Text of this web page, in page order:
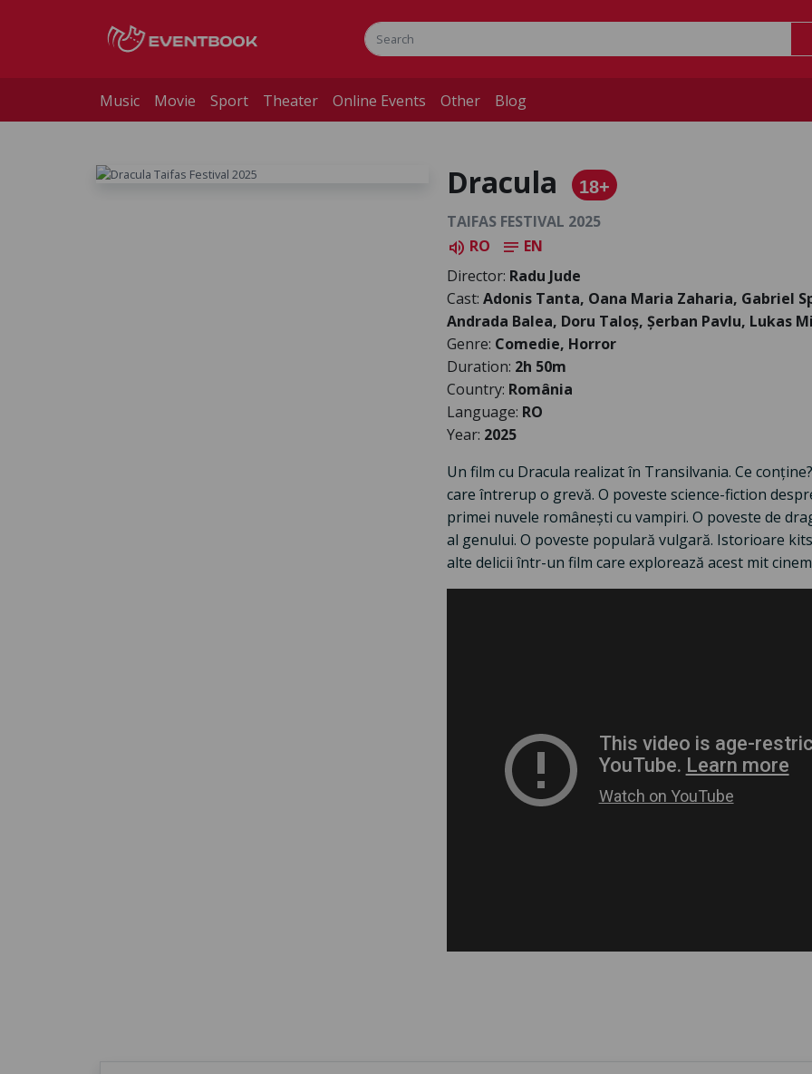
Music Movie Sport Theater Online Events Other Blog
Dracula
18+
TAIFAS FESTIVAL 2025
volume_up RO notes EN
Director: Radu Jude
Cast: Adonis Tanta, Oana Maria Zaharia, Gabriel
Andrada Balea, Doru Taloș, Șerban Pavlu, Lukas
Genre: Comedie, Horror
Duration: 2h 50m
Country: România
Language: RO
Year: 2025
Un film cu Dracula realizat în Transilvania. Ce
care întrerup o grevă. O poveste science-fiction
primei nuvele românești cu vampiri. O poveste de
al genului. O poveste populară vulgară. Istorioare
alte delicii într-un film care explorează acest mit